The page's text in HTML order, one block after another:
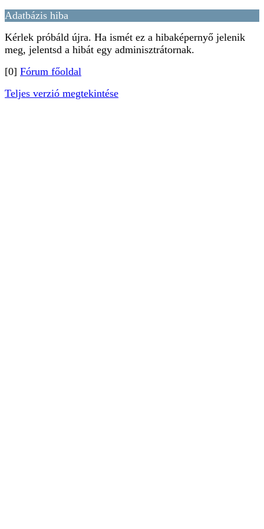
Adatbázis hiba
Kérlek próbáld újra. Ha ismét ez a hibaképernyő jelenik
meg, jelentsd a hibát egy adminisztrátornak.
[0] Fórum főoldal
Teljes verzió megtekintése